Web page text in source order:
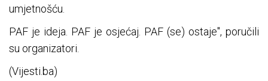
umjetnošću.
PAF je ideja. PAF je osjećaj. PAF (se) ostaje", poručili
su organizatori.
(Vijesti.ba)